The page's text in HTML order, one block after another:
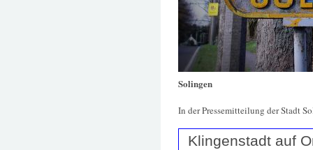
Solingen
In der Pressemitteilung der Stadt
Klingenstadt auf